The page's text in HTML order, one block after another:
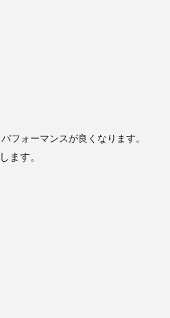
フォーマンスが良くなります。
ます。